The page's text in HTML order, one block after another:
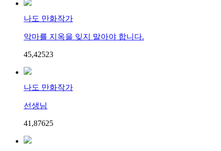
나도 만화작가
악마를 지옥을 잊지 말아야 합니다.
45,42523
나도 만화작가
선생님
41,87625